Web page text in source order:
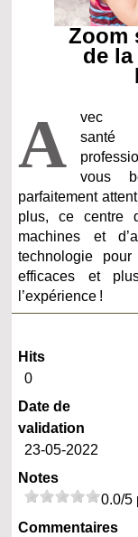
Zoom
de
A
vous
parfaitement
plus, ce centre
machines et
technologie
efficaces et
l’expérience !
Hits
0
Date de
validation
23-05-2022
Notes
0.0/5
Commentaires